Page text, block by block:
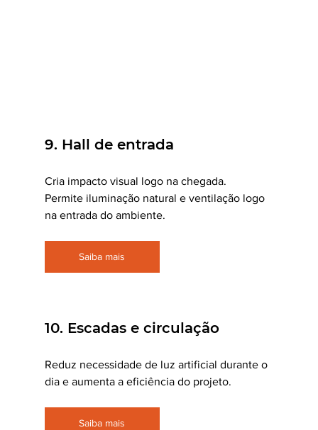
9. Hall de entrada
Cria impacto visual logo na chegada.
Permite iluminação natural e ventilação logo
na entrada do ambiente.
Saiba mais
10. Escadas e circulação
Reduz necessidade de luz artificial durante o
dia e aumenta a eficiência do projeto.
Saiba mais